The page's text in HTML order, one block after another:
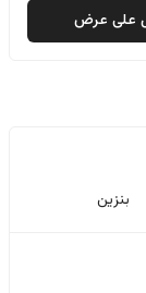
على عرض
بنزين